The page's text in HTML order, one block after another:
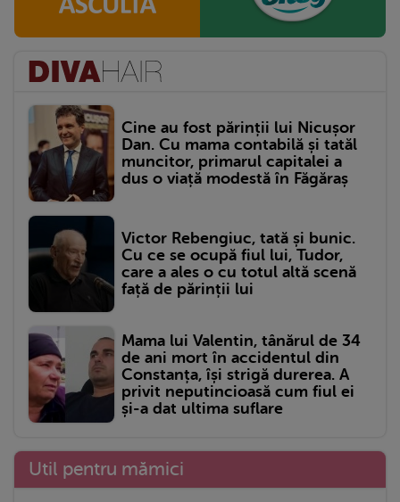
Cine au fost părinții lui Nicușor
Dan. Cu mama contabilă și tatăl
muncitor, primarul capitalei a
dus o viață modestă în Făgăraș
Victor Rebengiuc, tată și bunic.
Cu ce se ocupă fiul lui, Tudor,
care a ales o cu totul altă scenă
față de părinții lui
Mama lui Valentin, tânărul de 34
de ani mort în accidentul din
Constanța, își strigă durerea. A
privit neputincioasă cum fiul ei
și-a dat ultima suflare
Util pentru mămici